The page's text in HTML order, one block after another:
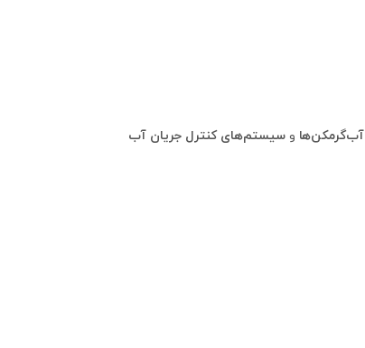
آب‌گرمکن‌ها وسیستم‌های کنترل جریان آب